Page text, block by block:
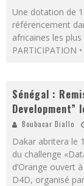
Une dotation de
référencement
africaines les
PARTICIPATION
Sénégal :
Development”
Boubacar Diallo
Dakar abritera le
du challenge
d’Orange ouvert
D4D, organisé